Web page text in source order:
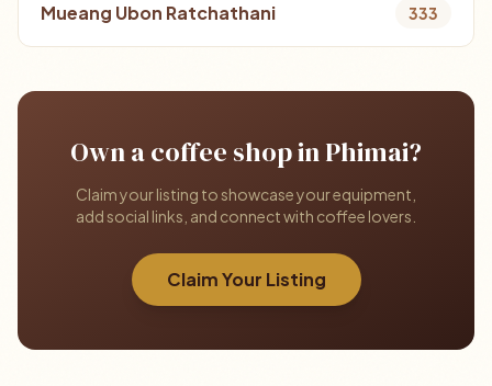
Mueang Ubon Ratchathani 333
Own a coffee shop in Phimai?
Claim your listing to showcase your equipment,
add social links, and connect with coffee lovers.
Claim Your Listing